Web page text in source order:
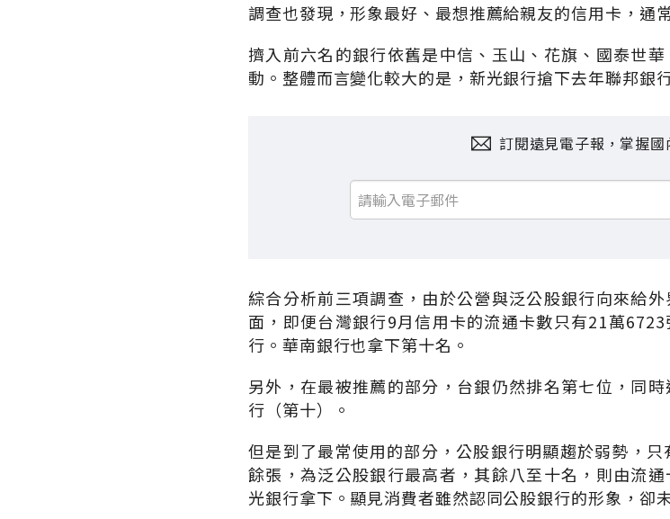
調查也發現，形象最好、最想推薦給親友的信用卡，通
擠入前六名的銀行依舊是中信、玉山、花旗、國泰世
動。整體而言變化較大的是，新光銀行搶下去年聯邦銀
訂閱遠見電子報，掌握國
綜合分析前三項調查，由於公營與泛公股銀行向來給
面，即便台灣銀行9月信用卡的流通卡數只有21萬
行。華南銀行也拿下第十名。
另外，在最被推薦的部分，台銀仍然排名第七位，同
行（第十）。
但是到了最常使用的部分，公股銀行明顯趨於弱勢，
餘張，為泛公股銀行最高者，其餘八至十名，則由流
光銀行拿下。顯見消費者雖然認同公股銀行的形象，卻